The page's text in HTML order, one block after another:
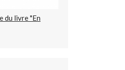
du livre "En